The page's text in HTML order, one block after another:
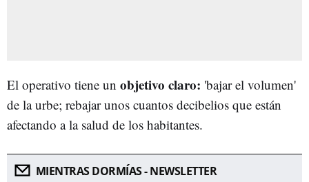
El operativo tiene un objetivo claro: 'bajar el volumen'
de la urbe; rebajar unos cuantos decibelios que están
afectando a la salud de los habitantes.
MIENTRAS DORMÍAS - NEWSLETTER